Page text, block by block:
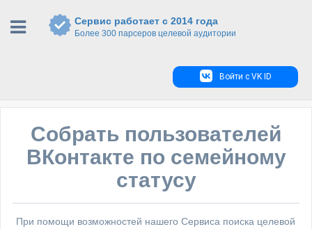
Сервис работает с 2014 года
Более 300 парсеров целевой аудитории
Войти с VK ID
Собрать пользователей
ВКонтакте по семейному
статусу
При помощи возможностей нашего Сервиса поиска целевой